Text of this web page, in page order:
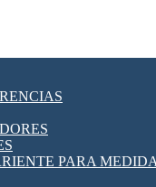
PARA